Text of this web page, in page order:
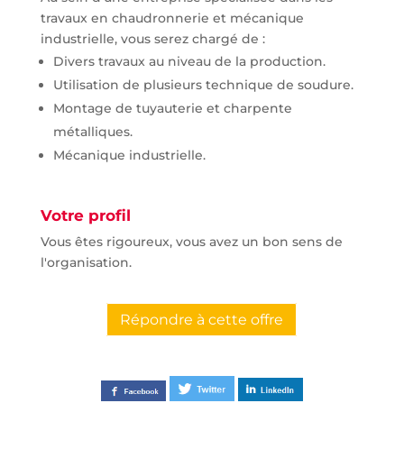
travaux en chaudronnerie et mécanique
industrielle, vous serez chargé de :
Divers travaux au niveau de la production.
Utilisation de plusieurs technique de soudure.
Montage de tuyauterie et charpente
métalliques.
Mécanique industrielle.
Votre profil
Vous êtes rigoureux, vous avez un bon sens de
l'organisation.
Répondre à cette offre